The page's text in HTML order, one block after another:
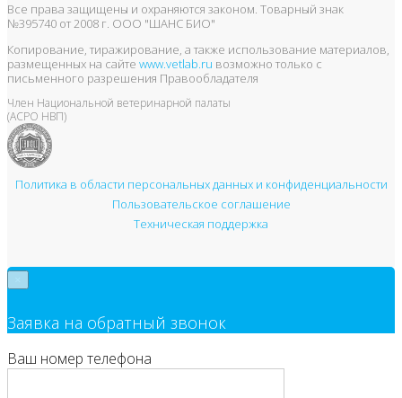
Все права защищены и охраняются законом. Товарный знак
№395740 от 2008 г. ООО "ШАНС БИО"
Копирование, тиражирование, а также использование материалов,
размещенных на сайте www.vetlab.ru возможно только с
письменного разрешения Правообладателя
Член Национальной ветеринарной палаты
(АСРО НВП)
Политика в области персональных данных и конфиденциальности
Пользовательское соглашение
Техническая поддержка
Заявка на обратный звонок
Ваш номер телефона